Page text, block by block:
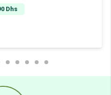
Dhs